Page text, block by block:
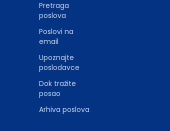
Pretraga
poslova
Poslovi na
email
Upoznajte
poslodavce
Dok tražite
posao
Arhiva poslova